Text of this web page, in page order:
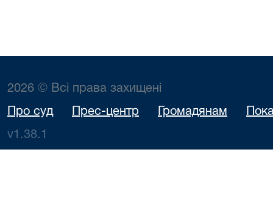
2026 © Всі права захищені
Про суд Прес-центр Громадянам
v1.38.1